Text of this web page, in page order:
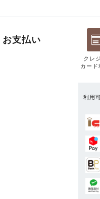
お支払い
クレ
カード
利用